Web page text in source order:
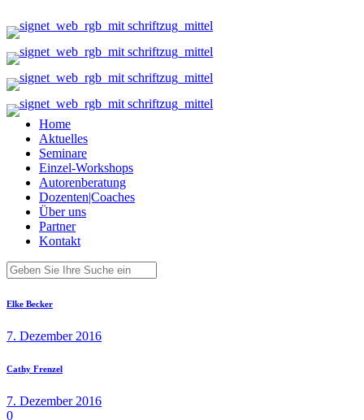
Home
Aktuelles
Seminare
Einzel-Workshops
Autorenberatung
Dozenten|Coaches
Über uns
Partner
Kontakt
Elke Becker
7. Dezember 2016
Cathy Frenzel
7. Dezember 2016
0